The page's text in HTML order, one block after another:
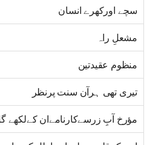
سچے اورکھرے انسان
مشعلِ راہ
منظوم عقیدتین
تیری تھی ہرآن سنت پرنظر
مؤرخ آبِ زرسےکارنامےان کےلکھے